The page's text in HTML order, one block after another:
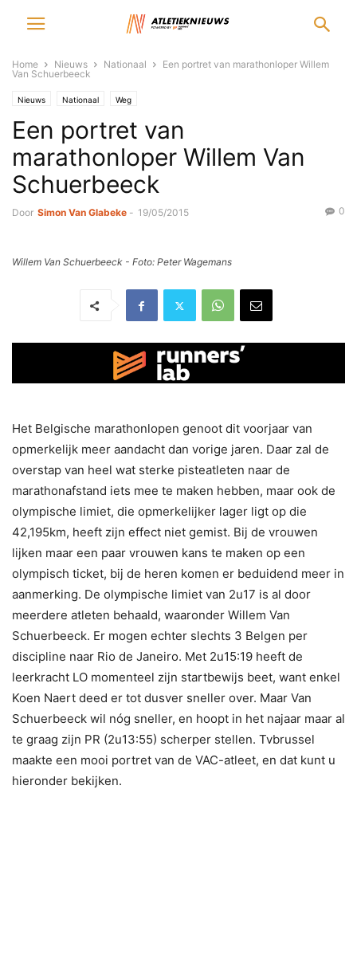
Home Nieuws Nationaal
Een portret van marathonloper Willem
Van Schuerbeeck
Nieuws Nationaal Weg
Een portret van
marathonloper Willem Van
Schuerbeeck
Door Simon Van Glabeke - 19/05/2015 0
Willem Van Schuerbeeck - Foto: Peter Wagemans
Het Belgische marathonlopen genoot dit voorjaar van
opmerkelijk meer aandacht dan vorige jaren. Daar zal de
overstap van heel wat sterke pisteatleten naar de
marathonafstand iets mee te maken hebben, maar ook de
olympische limiet, die opmerkelijker lager ligt op die
42,195km, heeft zijn effect niet gemist. Bij de vrouwen
lijken maar een paar vrouwen kans te maken op een
olympisch ticket, bij de heren komen er beduidend meer in
aanmerking. De olympische limiet van 2u17 is al door
meerdere atleten behaald, waaronder Willem Van
Schuerbeeck. Er mogen echter slechts 3 Belgen per
discipline naar Rio de Janeiro. Met 2u15:19 heeft de
leerkracht LO momenteel zijn startbewijs beet, want enkel
Koen Naert deed er tot dusver sneller over. Maar Van
Schuerbeeck wil nóg sneller, en hoopt in het najaar maar al
te graag zijn PR (2u13:55) scherper stellen. Tvbrussel
maakte een mooi portret van de VAC-atleet, en dat kunt u
hieronder bekijken.